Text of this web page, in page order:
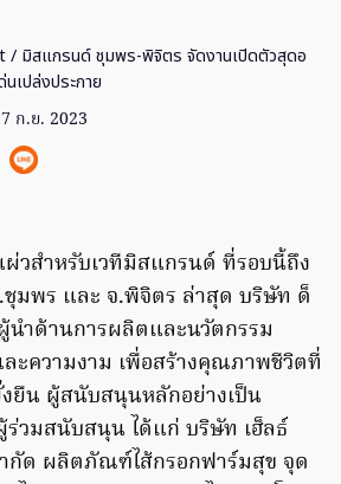
/ มิสแกรนด์ ชุมพร-พิจิตร จัดงานเปิดตัวสุดอ
เปล่งประกาย
ก.ย. 2023
ผ่วสำหรับเวทีมิสแกรนด์ ที่รอบนี้ถึง
ชุมพร และ จ.พิจิตร ล่าสุด บริษัท ด็
นำด้านการผลิตและนวัตกรรม
ะความงาม เพื่อสร้างคุณภาพชีวิตที่
ยืน ผู้สนับสนุนหลักอย่างเป็น
วมสนับสนุน ได้แก่ บริษัท เฮ็ลธ์
กัด ผลิตภัณฑ์ไส้กรอกฟาร์มสุข จุด